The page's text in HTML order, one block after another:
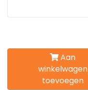
Aan
winkelwagen
toevoegen